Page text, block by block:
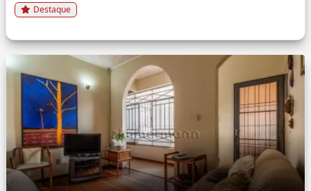
Destaque